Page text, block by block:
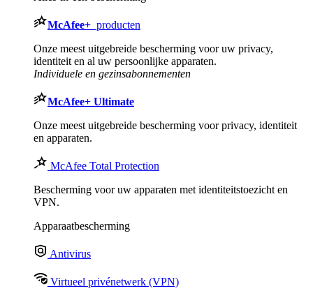
McAfee+ producten
Onze meest uitgebreide bescherming voor uw privacy,
identiteit en al uw persoonlijke apparaten.​
Individuele en gezinsabonnementen
McAfee+ Ultimate
Onze meest uitgebreide bescherming voor privacy, identiteit
en apparaten.
McAfee Total Protection
Bescherming voor uw apparaten met identiteitstoezicht en
VPN.
Apparaatbescherming
Antivirus
Virtueel privénetwerk (VPN)